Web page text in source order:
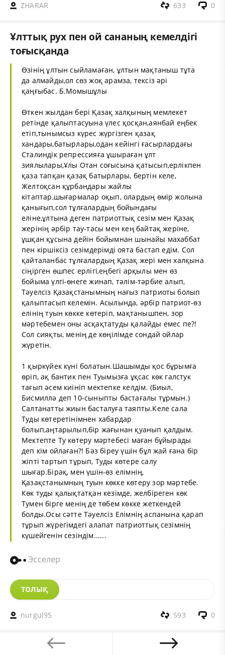
ZHARAR 0
633
Ұлттық рух пен ой сананың кемелдігі
тоғысқанда
Өзінің ұлтын сыйламаған, ұлтын мақтаныш тұта
да алмайды,ол сөз жоқ арамза, тексіз әрі
қаңғыбас. Б.Момышұлы
Өткен жылдан бері Қазақ халқының мемлекет
ретінде қалыптасуына үлес қосқан,аянбай еңбек
етіп,тынымсыз күрес жүргізген қазақ
хандары,батырлары,одан кейінгі ғасырлардағы
Сталиндік репрессияға ұшыраған ұлт
зиялылары,Ұлы Отан соғысына қатысып,ерлікпен
қаза тапқан қазақ батырлары, бертін келе,
Желтоқсан құрбандары жайлы
кітаптар,шығармалар оқып, олардың өмір жолына
қанығып,сол тұлғалардың бойындағы
еліне,ұлтына деген патриоттық сезім мен Қазақ
жерінің әрбір тау-тасы мен кең байтақ жеріне,
ұшқан құсына дейін бойымнан шынайы махаббат
пен кіршіксіз сезімдерімді оята бастап едім. Сол
қайталанбас тұлғалардың Қазақ жері мен халқына
сіңірген өшпес ерлігі,еңбегі арқылы мен өз
бойыма үлгі-өнеге жинап, тәлім-тәрбие алып,
Тәуелсіз Қазақстанымның нағыз патриоты болып
қалыптасып келемін. Асылында, әрбір патриот-өз
елінің туын көкке көтеріп, мақтанышпен, зор
мәртебемен оны асқақтатуды қалайды емес пе?!
Сол сияқты, менің де көңілімде сондай ойлар
жүретін.
1 қыркүйек күні болатын.Шашымды қос бұрымға
өріп, ақ бантик пен Туымызға ұқсас көк галстук
тағып әсем киініп мектепке келдім. (Биыл,
Бисмиллә деп 10-сыныпты бастағалы тұрмын.)
Салтанатты жиын басталуға таяпты.Келе сала
Туды көтеретінімнен хабардар
болып,аңтарылып,бір жағынан қуанып қалдым.
Мектепте Ту көтеру мәртебесі маған бұйырады
деп кім ойлаған?! Бәз біреу үшін бұл жай ғана бір
жіпті тартып тұрып, Туды көтере салу
шығар.Бірақ, мен үшін-өз елімнің,
Қазақстанымның туын көкке көтеру зор мәртебе.
Көк туды қалықтатқан кезімде, желбіреген көк
Тумен бірге менің де төбем көкке жеткендей
болды.Осы сәтте Тәуелсіз Елімнің аспанына қарап
тұрып жүрегімдегі алапат патриоттық сезімнің
күшейгенін сезіндім......
Эсселер
ТОЛЫҚ
nurgul95 0
593